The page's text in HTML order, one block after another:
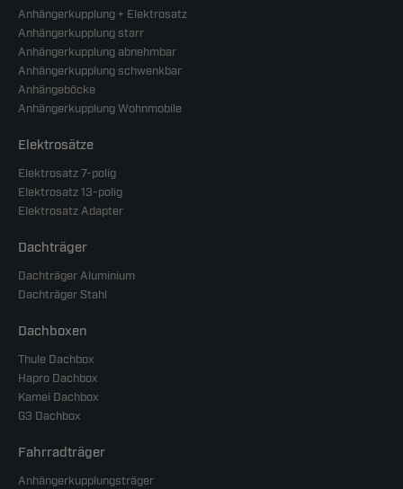
Anhängerkupplung + Elektrosatz
Anhängerkupplung starr
Anhängerkupplung abnehmbar
Anhängerkupplung schwenkbar
Anhängeböcke
Anhängerkupplung Wohnmobile
Elektrosätze
Elektrosatz 7-polig
Elektrosatz 13-polig
Elektrosatz Adapter
Dachträger
Dachträger Aluminium
Dachträger Stahl
Dachboxen
Thule Dachbox
Hapro Dachbox
Kamei Dachbox
G3 Dachbox
Fahrradträger
Anhängerkupplungsträger